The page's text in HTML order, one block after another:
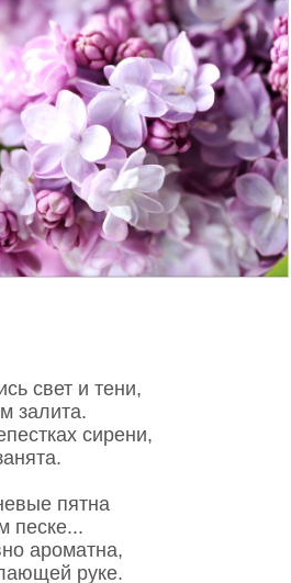
свет и тени,
залита.
сирени,
пятна
песке...
ароматна,
руке.